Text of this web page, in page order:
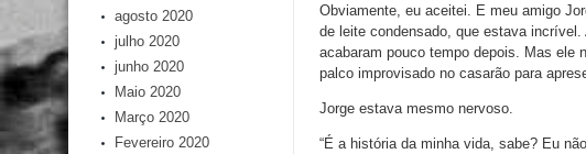
Obviamente, eu aceitei. E meu amigo
de leite condensado, que estava incrível.
acabaram pouco tempo depois. Mas ele
palco improvisado no casarão para
Jorge estava mesmo nervoso.
“É a história da minha vida, sabe? Eu
agosto 2020
julho 2020
junho 2020
Maio 2020
Março 2020
Fevereiro 2020